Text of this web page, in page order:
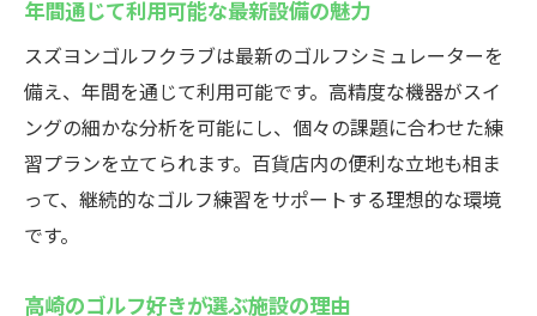
年間通じて利用可能な最新設備の魅力
スズヨンゴルフクラブは最新のゴルフシミュレーターを
備え、年間を通じて利用可能です。高精度な機器がスイ
ングの細かな分析を可能にし、個々の課題に合わせた練
習プランを立てられます。百貨店内の便利な立地も相ま
って、継続的なゴルフ練習をサポートする理想的な環境
です。
高崎のゴルフ好きが選ぶ施設の理由